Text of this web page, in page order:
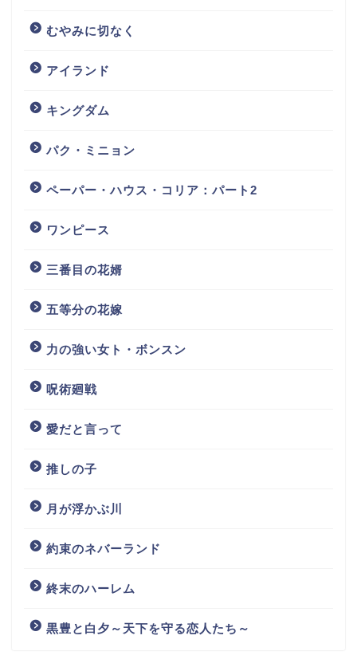
むやみに切なく
アイランド
キングダム
パク・ミニョン
ペーパー・ハウス・コリア：パート2
ワンピース
三番目の花婿
五等分の花嫁
力の強い女ト・ボンスン
呪術廻戦
愛だと言って
推しの子
月が浮かぶ川
約束のネバーランド
終末のハーレム
黒豊と白夕～天下を守る恋人たち～